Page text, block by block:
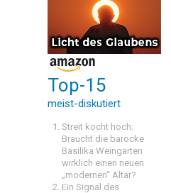
Top-15
meist-diskutiert
Streit kocht hoch:
Braucht die barocke
Basilika Weingarten
wirklich einen neuen
„modernen“ Altar?
Ein Signal des